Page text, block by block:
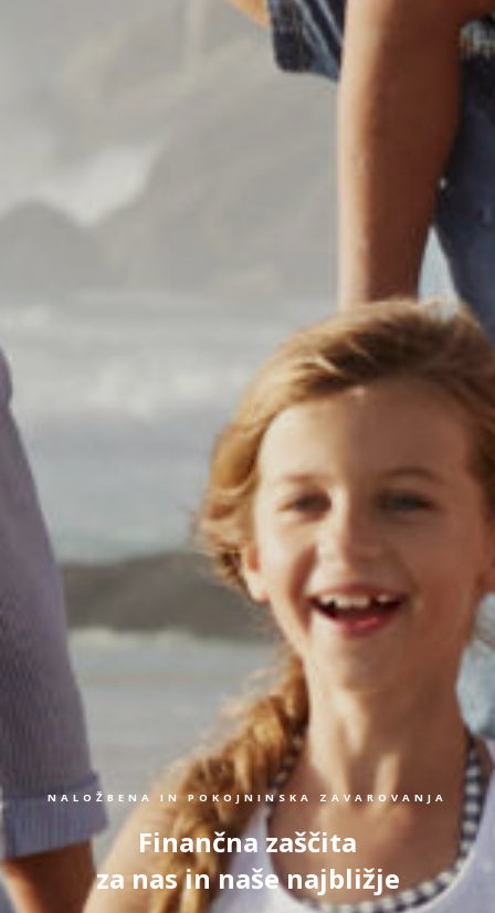
NALOŽBENA IN POKOJNINSKA ZAVAROVANJA
Finančna zaščita
za nas in naše najbližje